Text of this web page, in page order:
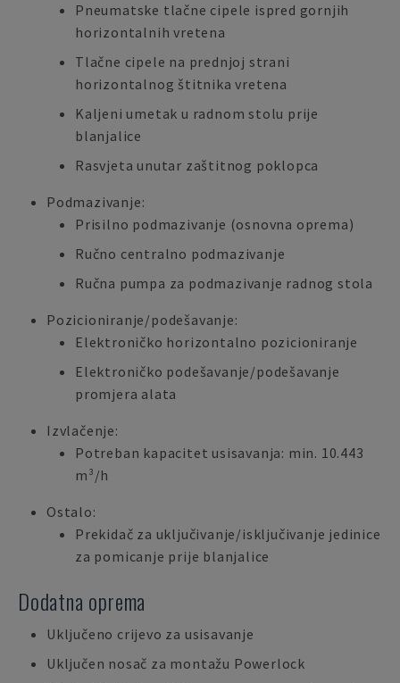
Pneumatske tlačne cipele ispred gornjih
horizontalnih vretena
Tlačne cipele na prednjoj strani
horizontalnog štitnika vretena
Kaljeni umetak u radnom stolu prije
blanjalice
Rasvjeta unutar zaštitnog poklopca
Podmazivanje:
Prisilno podmazivanje (osnovna oprema)
Ručno centralno podmazivanje
Ručna pumpa za podmazivanje radnog stola
Pozicioniranje/podešavanje:
Elektroničko horizontalno pozicioniranje
Elektroničko podešavanje/podešavanje
promjera alata
Izvlačenje:
Potreban kapacitet usisavanja: min. 10.443
m³/h
Ostalo:
Prekidač za uključivanje/isključivanje jedinice
za pomicanje prije blanjalice
Dodatna oprema
Uključeno crijevo za usisavanje
Uključen nosač za montažu Powerlock